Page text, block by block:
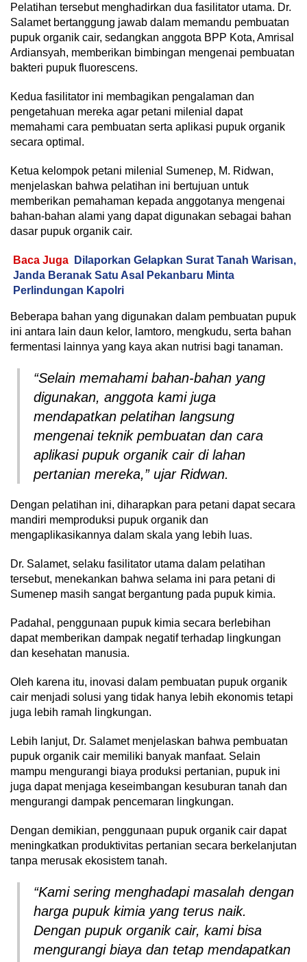
Pelatihan tersebut menghadirkan dua fasilitator utama. Dr.
Salamet bertanggung jawab dalam memandu pembuatan
pupuk organik cair, sedangkan anggota BPP Kota, Amrisal
Ardiansyah, memberikan bimbingan mengenai pembuatan
bakteri pupuk fluorescens.
Kedua fasilitator ini membagikan pengalaman dan
pengetahuan mereka agar petani milenial dapat
memahami cara pembuatan serta aplikasi pupuk organik
secara optimal.
Ketua kelompok petani milenial Sumenep, M. Ridwan,
menjelaskan bahwa pelatihan ini bertujuan untuk
memberikan pemahaman kepada anggotanya mengenai
bahan-bahan alami yang dapat digunakan sebagai bahan
dasar pupuk organik cair.
Baca Juga
Dilaporkan Gelapkan Surat Tanah Warisan,
Janda Beranak Satu Asal Pekanbaru Minta
Perlindungan Kapolri
Beberapa bahan yang digunakan dalam pembuatan pupuk
ini antara lain daun kelor, lamtoro, mengkudu, serta bahan
fermentasi lainnya yang kaya akan nutrisi bagi tanaman.
“Selain memahami bahan-bahan yang
digunakan, anggota kami juga
mendapatkan pelatihan langsung
mengenai teknik pembuatan dan cara
aplikasi pupuk organik cair di lahan
pertanian mereka,” ujar Ridwan.
Dengan pelatihan ini, diharapkan para petani dapat secara
mandiri memproduksi pupuk organik dan
mengaplikasikannya dalam skala yang lebih luas.
Dr. Salamet, selaku fasilitator utama dalam pelatihan
tersebut, menekankan bahwa selama ini para petani di
Sumenep masih sangat bergantung pada pupuk kimia.
Padahal, penggunaan pupuk kimia secara berlebihan
dapat memberikan dampak negatif terhadap lingkungan
dan kesehatan manusia.
Oleh karena itu, inovasi dalam pembuatan pupuk organik
cair menjadi solusi yang tidak hanya lebih ekonomis tetapi
juga lebih ramah lingkungan.
Lebih lanjut, Dr. Salamet menjelaskan bahwa pembuatan
pupuk organik cair memiliki banyak manfaat. Selain
mampu mengurangi biaya produksi pertanian, pupuk ini
juga dapat menjaga keseimbangan kesuburan tanah dan
mengurangi dampak pencemaran lingkungan.
Dengan demikian, penggunaan pupuk organik cair dapat
meningkatkan produktivitas pertanian secara berkelanjutan
tanpa merusak ekosistem tanah.
“Kami sering menghadapi masalah dengan
harga pupuk kimia yang terus naik.
Dengan pupuk organik cair, kami bisa
mengurangi biaya dan tetap mendapatkan